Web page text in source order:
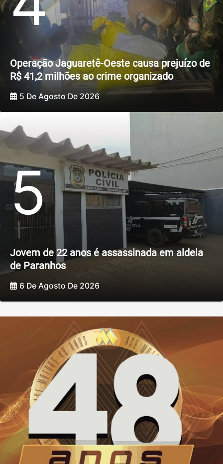
Operação Jaguaretê-Oeste causa prejuízo de
R$ 41,2 milhões ao crime organizado
5 De Agosto De 2026
5
Jovem de 22 anos é assassinada em aldeia
de Paranhos
6 De Agosto De 2026